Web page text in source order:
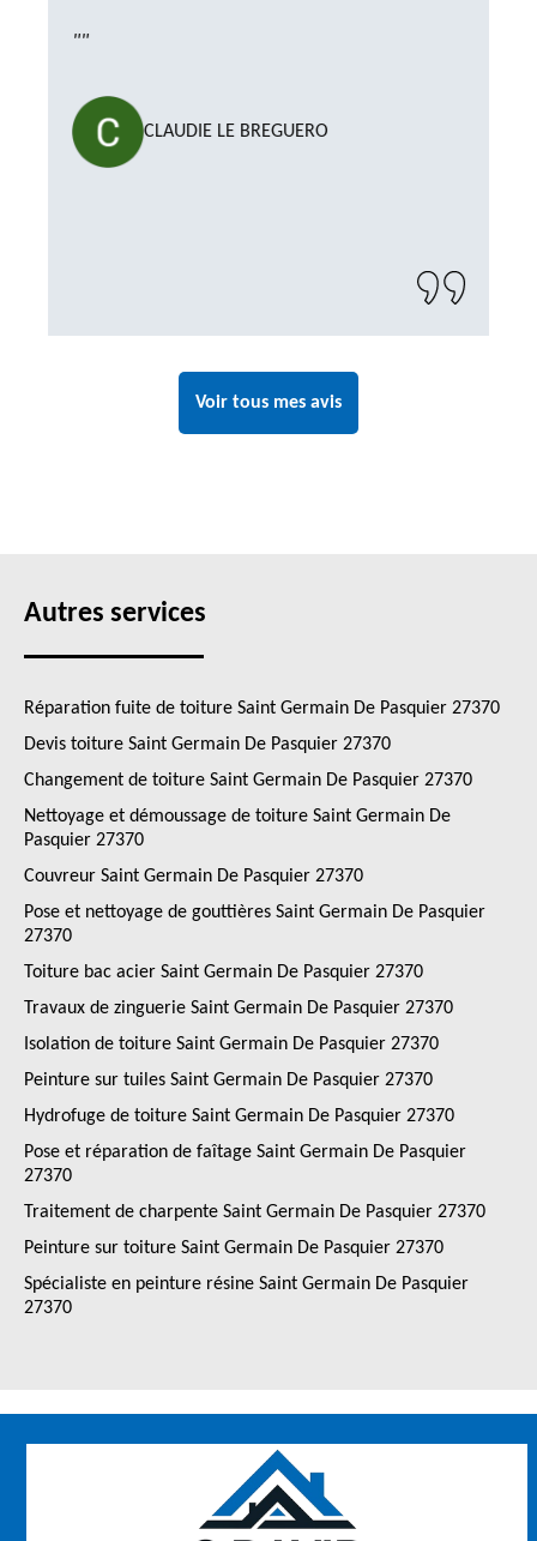
""
CLAUDIE LE BREGUERO
Voir tous mes avis
Autres services
Réparation fuite de toiture Saint Germain De Pasquier 27370
Devis toiture Saint Germain De Pasquier 27370
Changement de toiture Saint Germain De Pasquier 27370
Nettoyage et démoussage de toiture Saint Germain De
Pasquier 27370
Couvreur Saint Germain De Pasquier 27370
Pose et nettoyage de gouttières Saint Germain De Pasquier
27370
Toiture bac acier Saint Germain De Pasquier 27370
Travaux de zinguerie Saint Germain De Pasquier 27370
Isolation de toiture Saint Germain De Pasquier 27370
Peinture sur tuiles Saint Germain De Pasquier 27370
Hydrofuge de toiture Saint Germain De Pasquier 27370
Pose et réparation de faîtage Saint Germain De Pasquier
27370
Traitement de charpente Saint Germain De Pasquier 27370
Peinture sur toiture Saint Germain De Pasquier 27370
Spécialiste en peinture résine Saint Germain De Pasquier
27370